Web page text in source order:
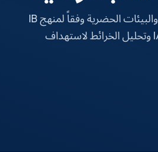
دروس فردية في السكان والمناخ العالمي وإدارة الموارد والبيئات الحضرية وفقاً لمنهج IB
Geography HL وSL. يشمل العمل الميداني وإرشاد IA وتحليل الخرائط لاستهداف